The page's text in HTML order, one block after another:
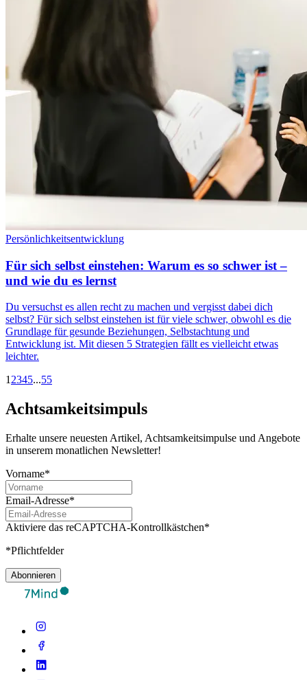
Persönlichkeitsentwicklung
Für sich selbst einstehen: Warum es so schwer ist –
und wie du es lernst
Du versuchst es allen recht zu machen und vergisst dabei dich
selbst? Für sich selbst einstehen ist für viele schwer, obwohl es die
Grundlage für gesunde Beziehungen, Selbstachtung und
Entwicklung ist. Mit diesen 5 Strategien fällt es vielleicht etwas
leichter.
1 2345...55
Achtsamkeitsimpuls
Erhalte unsere neuesten Artikel, Achtsamkeitsimpulse und Angebote
in unserem monatlichen Newsletter!
Vorname*
Email-Adresse*
Aktiviere das reCAPTCHA-Kontrollkästchen*
*Pflichtfelder
Abonnieren